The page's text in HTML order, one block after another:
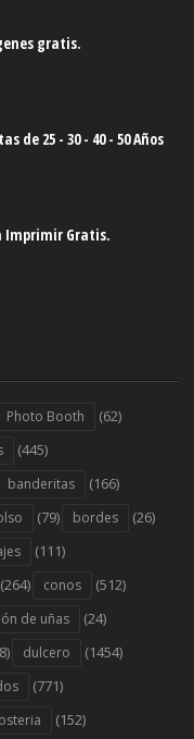
gratis.
de 25 - 30 - 40 - 50 Años
Imprimir Gratis.
Photo Booth (62)
(445)
banderitas (166)
(79) bordes (26)
(111)
(264) conos (512)
de uñas (24)
dulcero (1454)
(771)
(152)